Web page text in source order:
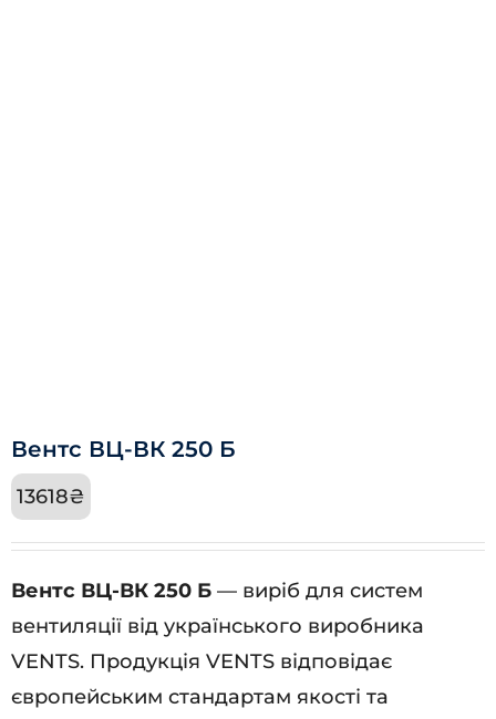
Вентс ВЦ-ВК 250 Б
13618₴
Вентс ВЦ-ВК 250 Б — виріб для систем
вентиляції від українського виробника
VENTS. Продукція VENTS відповідає
європейським стандартам якості та